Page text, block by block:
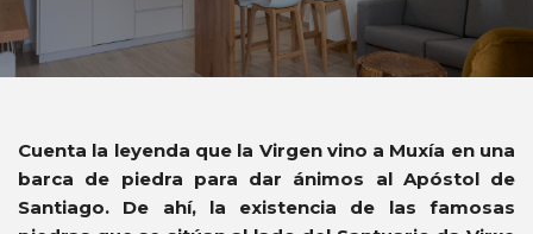
Cuenta la leyenda que la Virgen vino a Muxía en una
barca de piedra para dar ánimos al Apóstol de
Santiago. De ahí, la existencia de las famosas